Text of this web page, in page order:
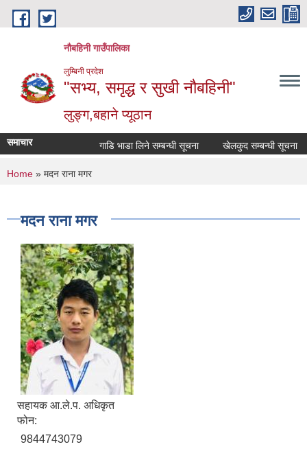
Skip to main content
नौबहिनी गाउँपालिका
लुम्बिनी प्रदेश
"सभ्य, समृद्ध र सुखी नौबहिनी"
लुङ्ग,बहाने प्यूठान
समाचार गाडि भाडा लिने सम्बन्धी सूचना खेलकुद सम्बन्धी सूचना
You are here
Home » मदन राना मगर
मदन राना मगर
सहायक आ.ले.प. अधिकृत
फोन:
9844743079